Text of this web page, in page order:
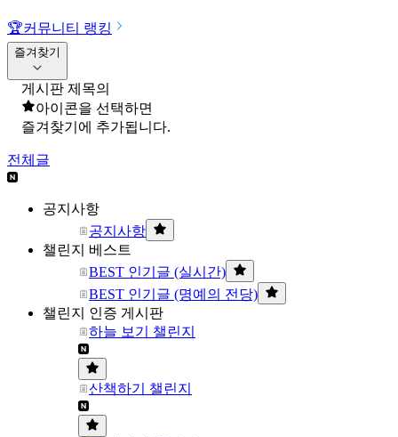
🏆커뮤니티 랭킹
즐겨찾기
게시판 제목의
아이콘을 선택하면
즐겨찾기에 추가됩니다.
전체글
공지사항
공지사항
챌린지 베스트
BEST 인기글 (실시간)
BEST 인기글 (명예의 전당)
챌린지 인증 게시판
하늘 보기 챌린지
산책하기 챌린지